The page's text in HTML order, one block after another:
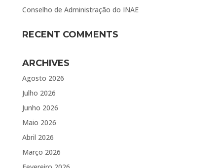
Conselho de Administração do INAE
RECENT COMMENTS
ARCHIVES
Agosto 2026
Julho 2026
Junho 2026
Maio 2026
Abril 2026
Março 2026